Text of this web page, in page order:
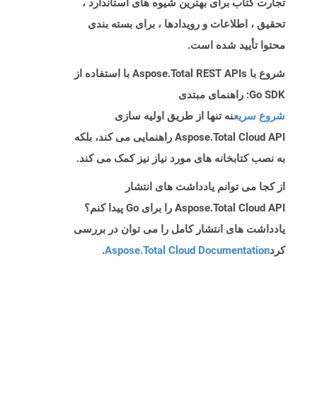
تجارت کتاب برای بهترین شیوه های استاندارد ،
تحقیق ، اطلاعات و رویدادها ، برای بسته بندی
محتوا تأیید شده است.
شروع با Aspose.Total REST APIs با استفاده از
Go SDK: راهنمای مبتدی
شروع سریعنه تنها از طریق اولیه سازی
Aspose.Total Cloud API راهنمایی می کند، بلکه
به نصب کتابخانه های مورد نیاز نیز کمک می کند.
از کجا می توانم یادداشت های انتشار
Aspose.Total Cloud API را برای Go پیدا کنم؟
یادداشت های انتشار کامل را می توان در بررسی
کردAspose.Total Cloud Documentation
.